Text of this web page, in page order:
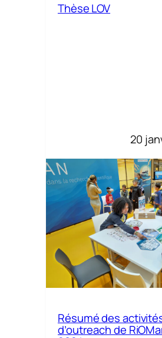
Thèse LOV
20
Résumé des
d’outreach de